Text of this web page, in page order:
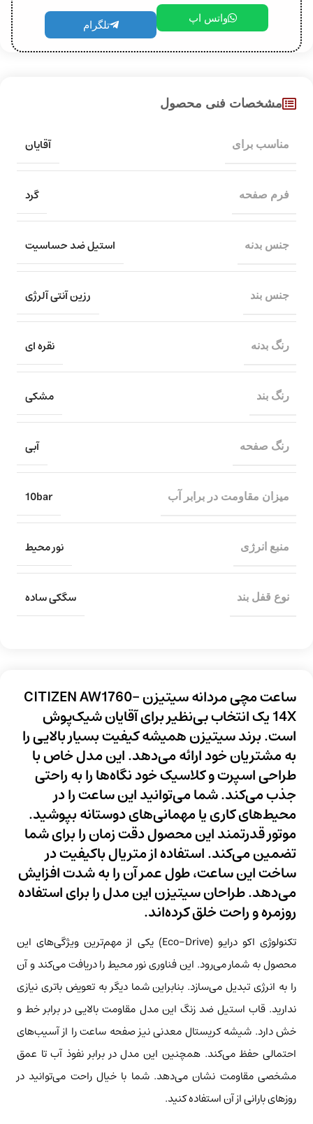
واتس اپ
تلگرام
ساعت مچی مردانه سیتیزن CITIZEN AW1760-
14Xیک انتخاب بی‌نظیر برای آقایان شیک‌پوش
است. برند سیتیزن همیشه کیفیت بسیار بالایی را
به مشتریان خود ارائه می‌دهد. این مدل خاص با
طراحی اسپرت و کلاسیک خود نگاه‌ها را به راحتی
جذب می‌کند. شما می‌توانید این ساعت را در
محیط‌های کاری یا مهمانی‌های دوستانه بپوشید.
موتور قدرتمند این محصول دقت زمان را برای شما
تضمین می‌کند. استفاده از متریال باکیفیت در
ساخت این ساعت، طول عمر آن را به شدت افزایش
می‌دهد. طراحان سیتیزن این مدل را برای استفاده
روزمره و راحت خلق کرده‌اند.
تکنولوژی اکو درایو (Eco-Drive) یکی از مهم‌ترین ویژگی‌های این
محصول به شمار می‌رود. این فناوری نور محیط را دریافت می‌کند و آن
را به انرژی تبدیل می‌سازد. بنابراین شما دیگر به تعویض باتری نیازی
ندارید. قاب استیل ضد زنگ این مدل مقاومت بالایی در برابر خط و
خش دارد. شیشه کریستال معدنی نیز صفحه ساعت را از آسیب‌های
احتمالی حفظ می‌کند. همچنین این مدل در برابر نفوذ آب تا عمق
مشخصی مقاومت نشان می‌دهد. شما با خیال راحت می‌توانید در
روزهای بارانی از آن استفاده کنید.
مشخصات فنی محصول
مناسب برای آقایان
فرم صفحه گرد
جنس بدنه استیل ضد حساسیت
جنس بند رزین آنتی آلرژی
رنگ بدنه نقره ای
رنگ بند مشکی
رنگ صفحه آبی
میزان مقاومت در برابر آب 10bar
منبع انرژی نور محیط
نوع قفل بند سگکی ساده